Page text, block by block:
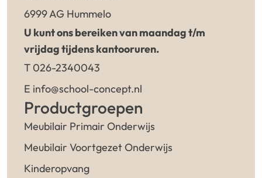
6999 AG Hummelo
U kunt ons bereiken van maandag t/m
vrijdag tijdens kantooruren.
T 026-2340043
E info@school-concept.nl
Productgroepen
Meubilair Primair Onderwijs
Meubilair Voortgezet Onderwijs
Kinderopvang